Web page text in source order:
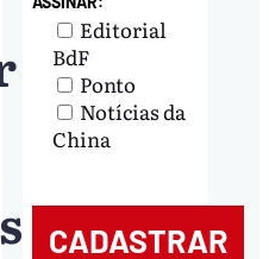
Editorial
BdF
Ponto
Notícias da
China